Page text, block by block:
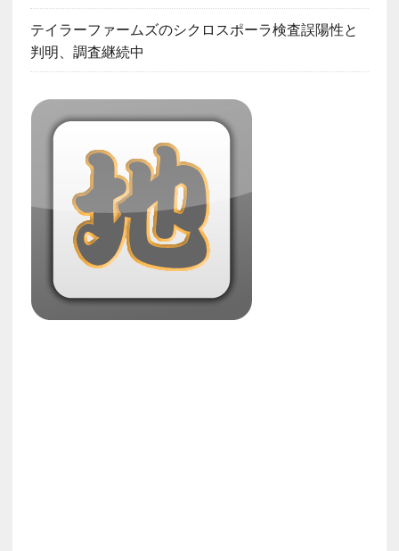
テイラーファームズのシクロスポーラ検査誤陽性と
判明、調査継続中